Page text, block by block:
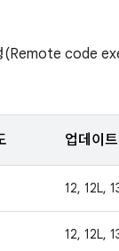
(Remote code
업데이
12, 12L,
12, 12L,